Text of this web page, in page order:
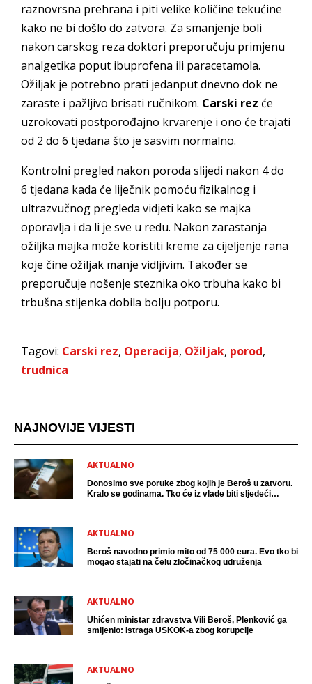
raznovrsna prehrana i piti velike količine tekućine
kako ne bi došlo do zatvora. Za smanjenje boli
nakon carskog reza doktori preporučuju primjenu
analgetika poput ibuprofena ili paracetamola.
Ožiljak je potrebno prati jedanput dnevno dok ne
zaraste i pažljivo brisati ručnikom. Carski rez će
uzrokovati postporođajno krvarenje i ono će trajati
od 2 do 6 tjedana što je sasvim normalno.
Kontrolni pregled nakon poroda slijedi nakon 4 do
6 tjedana kada će liječnik pomoću fizikalnog i
ultrazvučnog pregleda vidjeti kako se majka
oporavlja i da li je sve u redu. Nakon zarastanja
ožiljka majka može koristiti kreme za cijeljenje rana
koje čine ožiljak manje vidljivim. Također se
preporučuje nošenje steznika oko trbuha kako bi
trbušna stijenka dobila bolju potporu.
Tagovi: Carski rez, Operacija, Ožiljak, porod,
trudnica
NAJNOVIJE VIJESTI
AKTUALNO
Donosimo sve poruke zbog kojih je Beroš u zatvoru.
Kralo se godinama. Tko će iz vlade biti sljedeći
AKTUALNO
Beroš navodno primio mito od 75 000 eura. Evo tko bi
mogao stajati na čelu zločinačkog udruženja
AKTUALNO
Uhićen ministar zdravstva Vili Beroš, Plenković ga
smijenio: Istraga USKOK-a zbog korupcije
AKTUALNO